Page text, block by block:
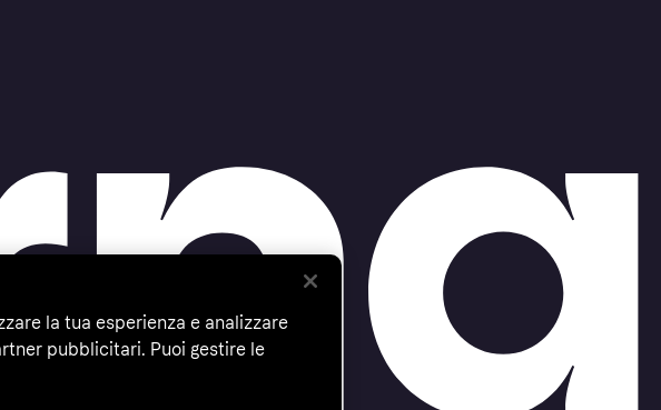
la tua esperienza e analizzare
pubblicitari. Puoi gestire le